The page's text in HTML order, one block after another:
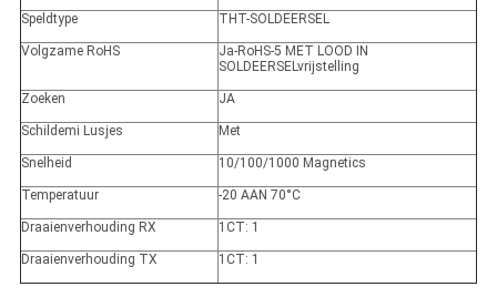
Speldtype THT-SOLDEERSEL
Volgzame RoHS
Ja-RoHS-5 MET LOOD IN
SOLDEERSELvrijstelling
Zoeken JA
Schildemi Lusjes Met
Snelheid 10/100/1000 Magnetics
Temperatuur -20 AAN 70°C
Draaienverhouding RX 1CT: 1
Draaienverhouding TX 1CT: 1